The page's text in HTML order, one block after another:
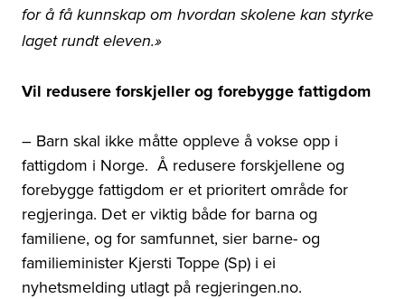
for å få kunnskap om hvordan skolene kan styrke
laget rundt eleven.»
Vil redusere forskjeller og forebygge fattigdom
– Barn skal ikke måtte oppleve å vokse opp i
fattigdom i Norge. Å redusere forskjellene og
forebygge fattigdom er et prioritert område for
regjeringa. Det er viktig både for barna og
familiene, og for samfunnet, sier barne- og
familieminister Kjersti Toppe (Sp) i ei
nyhetsmelding utlagt på regjeringen.no.